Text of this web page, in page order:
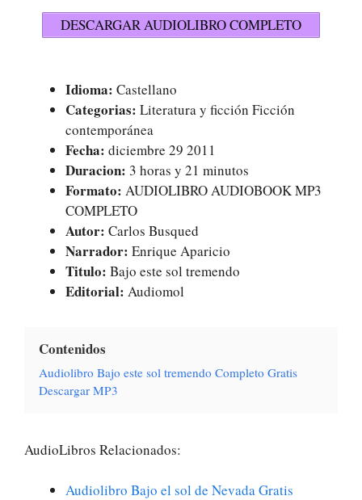
DESCARGAR AUDIOLIBRO COMPLETO
Idioma: Castellano
Categorias: Literatura y ficción Ficción
contemporánea
Fecha: diciembre 29 2011
Duracion: 3 horas y 21 minutos
Formato: AUDIOLIBRO AUDIOBOOK MP3
COMPLETO
Autor: Carlos Busqued
Narrador: Enrique Aparicio
Titulo: Bajo este sol tremendo
Editorial: Audiomol
Contenidos
Audiolibro Bajo este sol tremendo Completo Gratis
Descargar MP3
AudioLibros Relacionados:
Audiolibro Bajo el sol de Nevada Gratis